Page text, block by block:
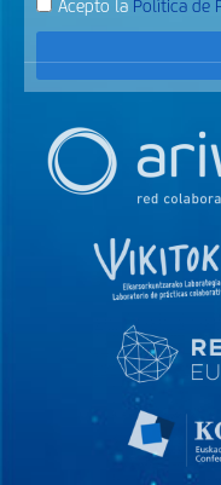
Acepto la Política de